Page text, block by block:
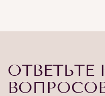
ОТВЕТЬТЕ